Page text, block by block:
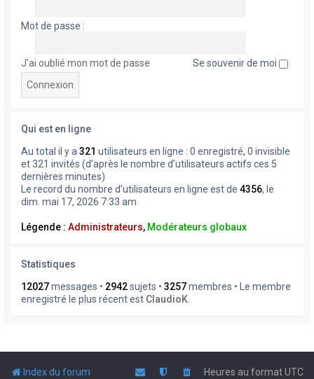
Mot de passe :
J’ai oublié mon mot de passe Se souvenir de moi
Qui est en ligne
Au total il y a 321 utilisateurs en ligne : 0 enregistré, 0 invisible
et 321 invités (d’après le nombre d’utilisateurs actifs ces 5
dernières minutes)
Le record du nombre d’utilisateurs en ligne est de 4356, le
dim. mai 17, 2026 7:33 am
Légende : Administrateurs, Modérateurs globaux
Statistiques
12027messages • 2942sujets • 3257membres • Le membre
enregistré le plus récent est ClaudioK
Index du forum Heures au formatUTC